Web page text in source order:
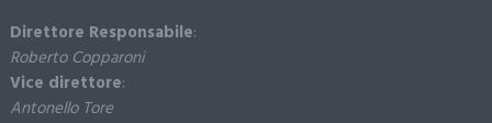
Direttore Responsabile:
Roberto Copparoni
Vice direttore:
Antonello Tore